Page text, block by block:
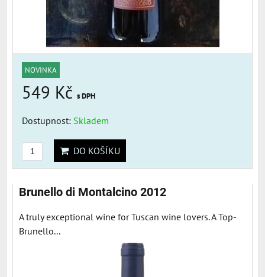
NOVINKA
549 Kč s DPH
Dostupnost: Skladem
DO KOŠÍKU
Brunello di Montalcino 2012
A truly exceptional wine for Tuscan wine lovers. A Top-
Brunello...